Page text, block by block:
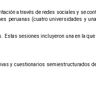
a través de redes sociales y se
(cuatro universidades y
sesiones incluyeron una en la
y cuestionarios semiestructurados